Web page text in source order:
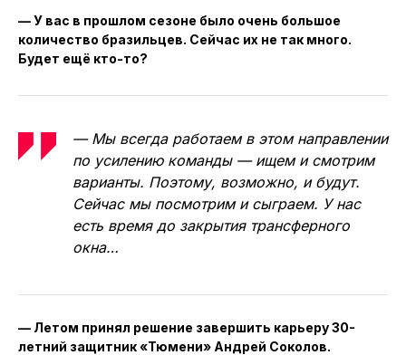
— У вас в прошлом сезоне было очень большое
количество бразильцев. Сейчас их не так много.
Будет ещё кто-то?
— Мы всегда работаем в этом направлении
по усилению команды — ищем и смотрим
варианты. Поэтому, возможно, и будут.
Сейчас мы посмотрим и сыграем. У нас
есть время до закрытия трансферного
окна…
— Летом принял решение завершить карьеру 30-
летний защитник «Тюмени» Андрей Соколов.